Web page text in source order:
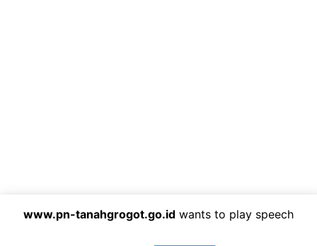
www.pn-tanahgrogot.go.id wants to play speech